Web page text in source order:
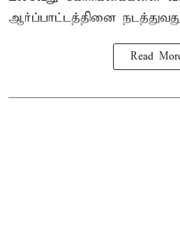
ஆர்ப்பாட்டத்தினை
Read